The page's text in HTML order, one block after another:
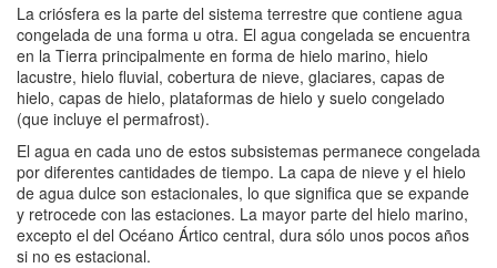
La criósfera es la parte del sistema terrestre que contiene agua
congelada de una forma u otra. El agua congelada se encuentra
en la Tierra principalmente en forma de hielo marino, hielo
lacustre, hielo fluvial, cobertura de nieve, glaciares, capas de
hielo, capas de hielo, plataformas de hielo y suelo congelado
(que incluye el permafrost).
El agua en cada uno de estos subsistemas permanece congelada
por diferentes cantidades de tiempo. La capa de nieve y el hielo
de agua dulce son estacionales, lo que significa que se expande
y retrocede con las estaciones. La mayor parte del hielo marino,
excepto el del Océano Ártico central, dura sólo unos pocos años
si no es estacional.